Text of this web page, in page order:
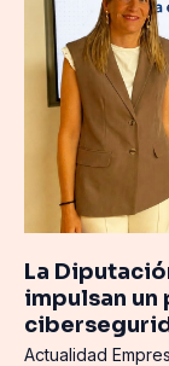
La
impulsan
Actualidad
Cybasque
impulsan
programa
para
reforzar
ciberseguridad
de
las
empresas
alavesas